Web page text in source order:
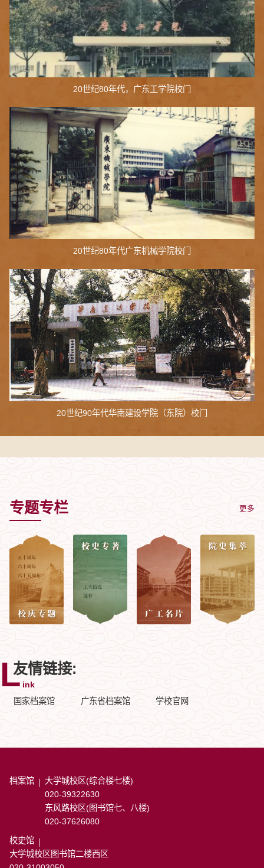
20世纪80年代，广东工学院校门
20世纪80年代广东机械学院校门
20世纪90年代华南建设学院（东院）校门
专题专栏 更多
友情链接:
ink
国家档案馆
广东省档案馆 学校官网
档案馆 大学城校区(综合楼七楼)
020-39322630
东风路校区(图书馆七、八楼)
020-37626080
校史馆
大学城校区图书馆二楼西区